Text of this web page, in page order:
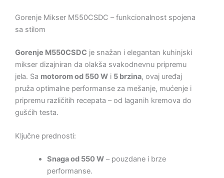
Gorenje Mikser M550CSDC – funkcionalnost spojena
sa stilom
Gorenje M550CSDC je snažan i elegantan kuhinjski
mikser dizajniran da olakša svakodnevnu pripremu
jela. Sa motorom od 550 W i 5 brzina, ovaj uređaj
pruža optimalne performanse za mešanje, mućenje i
pripremu različitih recepata – od laganih kremova do
gušćih testa.
Ključne prednosti:
Snaga od 550 W– pouzdane i brze
performanse.